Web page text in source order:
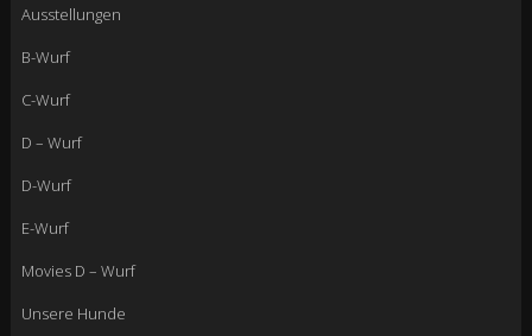
Ausstellungen
B-Wurf
C-Wurf
D – Wurf
D-Wurf
E-Wurf
Movies D – Wurf
Unsere Hunde